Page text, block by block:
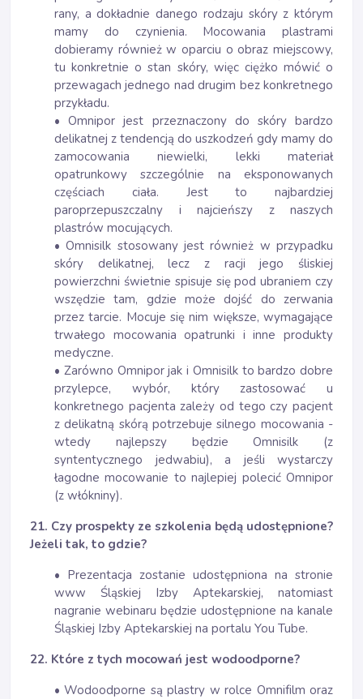
rany, a dokładnie danego rodzaju skóry z którym
mamy do czynienia. Mocowania plastrami
dobieramy również w oparciu o obraz miejscowy,
tu konkretnie o stan skóry, więc ciężko mówić o
przewagach jednego nad drugim bez konkretnego
przykładu.
• Omnipor jest przeznaczony do skóry bardzo
delikatnej z tendencją do uszkodzeń gdy mamy do
zamocowania niewielki, lekki materiał
opatrunkowy szczególnie na eksponowanych
częściach ciała. Jest to najbardziej
paroprzepuszczalny i najcieńszy z naszych
plastrów mocujących.
• Omnisilk stosowany jest również w przypadku
skóry delikatnej, lecz z racji jego śliskiej
powierzchni świetnie spisuje się pod ubraniem czy
wszędzie tam, gdzie może dojść do zerwania
przez tarcie. Mocuje się nim większe, wymagające
trwałego mocowania opatrunki i inne produkty
medyczne.
• Zarówno Omnipor jak i Omnisilk to bardzo dobre
przylepce, wybór, który zastosować u
konkretnego pacjenta zależy od tego czy pacjent
z delikatną skórą potrzebuje silnego mocowania -
wtedy najlepszy będzie Omnisilk (z
syntentycznego jedwabiu), a jeśli wystarczy
łagodne mocowanie to najlepiej polecić Omnipor
(z włókniny).
21. Czy prospekty ze szkolenia będą udostępnione?
Jeżeli tak, to gdzie?
• Prezentacja zostanie udostępniona na stronie
www Śląskiej Izby Aptekarskiej, natomiast
nagranie webinaru będzie udostępnione na kanale
Śląskiej Izby Aptekarskiej na portalu You Tube.
22. Które z tych mocowań jest wodoodporne?
• Wodoodporne są plastry w rolce Omnifilm oraz